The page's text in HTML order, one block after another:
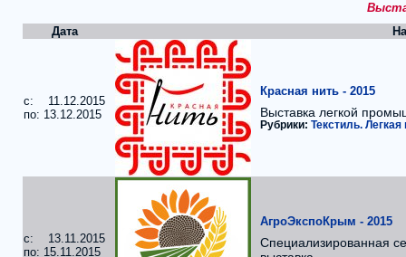
Дата
c: 11.12.2015
по: 13.12.2015
Красная нить - 2015
Выставка легкой
Рубрики: Текстиль.
c: 13.11.2015
по: 15.11.2015
АгроЭкспоКрым - 2015
Специализированная